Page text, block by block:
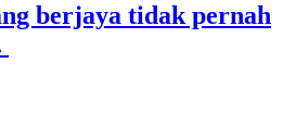
berjaya tidak pernah